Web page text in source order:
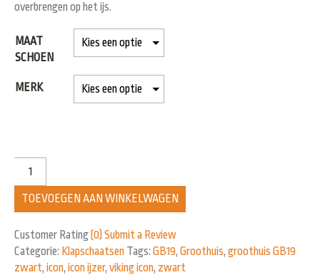
overbrengen op het ijs.
MAAT
SCHOEN
MERK
TOEVOEGEN AAN WINKELWAGEN
Customer Rating(0) Submit a Review
Categorie: Klapschaatsen Tags: GB19, Groothuis, groothuis GB19
zwart, icon, icon ijzer, viking icon, zwart